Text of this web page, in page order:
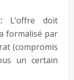
L’offre doit
formalisé par
(compromis
un certain